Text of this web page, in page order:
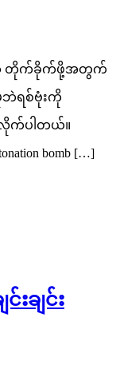
ကို တိုက်ခိုက်ဖို့အတွက်
ဘဲရစ်ဗုံးကို
လိုက်ပါတယ်။
bomb […]
းချင်း